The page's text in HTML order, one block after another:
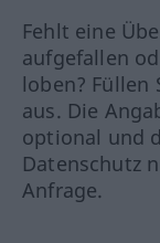
Fehlt eine
aufgefallen
loben? Füllen
aus. Die
optional und
Datenschutz
Anfrage.